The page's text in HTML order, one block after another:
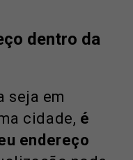
dentro da
seja em
cidade, é
endereço